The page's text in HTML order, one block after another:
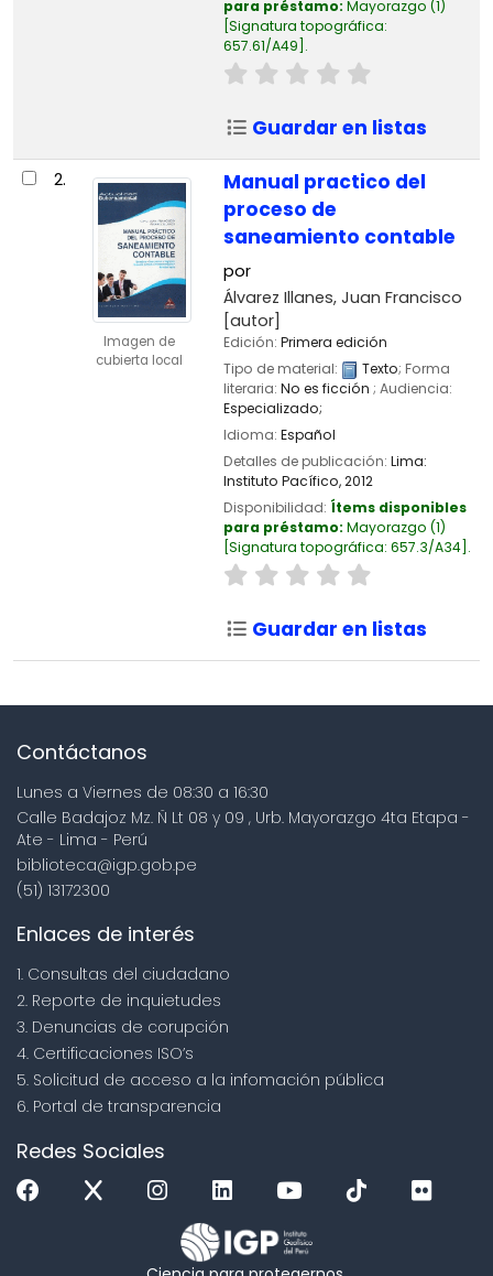
para préstamo: Mayorazgo (1)
Signatura topográfica:
657.61/A49 .
Guardar en listas
2.
Imagen de
cubierta local
Manual practico del
proceso de
saneamiento contable
por
Álvarez Illanes, Juan Francisco
[autor]
Edición: Primera edición
Tipo de material:
Texto; Forma
literaria: No es ficción ; Audiencia:
Especializado;
Idioma: Español
Detalles de publicación: Lima:
Instituto Pacífico,2012
Disponibilidad: Ítems disponibles
para préstamo: Mayorazgo (1)
Signatura topográfica: 657.3/A34 .
Guardar en listas
Contáctanos
Lunes a Viernes de 08:30 a 16:30
Calle Badajoz Mz. Ñ Lt 08 y 09 , Urb. Mayorazgo 4ta Etapa -
Ate - Lima - Perú
biblioteca@igp.gob.pe
(51) 13172300
Enlaces de interés
1. Consultas del ciudadano
2. Reporte de inquietudes
3. Denuncias de corupción
4. Certificaciones ISO’s
5. Solicitud de acceso a la infomación pública
6. Portal de transparencia
Redes Sociales